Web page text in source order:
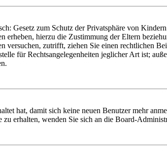
Gesetz zum Schutz der Privatsphäre von
hierzu die Zustimmung der Eltern
versuchen, zutrifft, ziehen Sie einen rechtlichen
für Rechtsangelegenheiten jeglicher Art ist;
hat, damit sich keine neuen Benutzer mehr
erhalten, wenden Sie sich an die Board-